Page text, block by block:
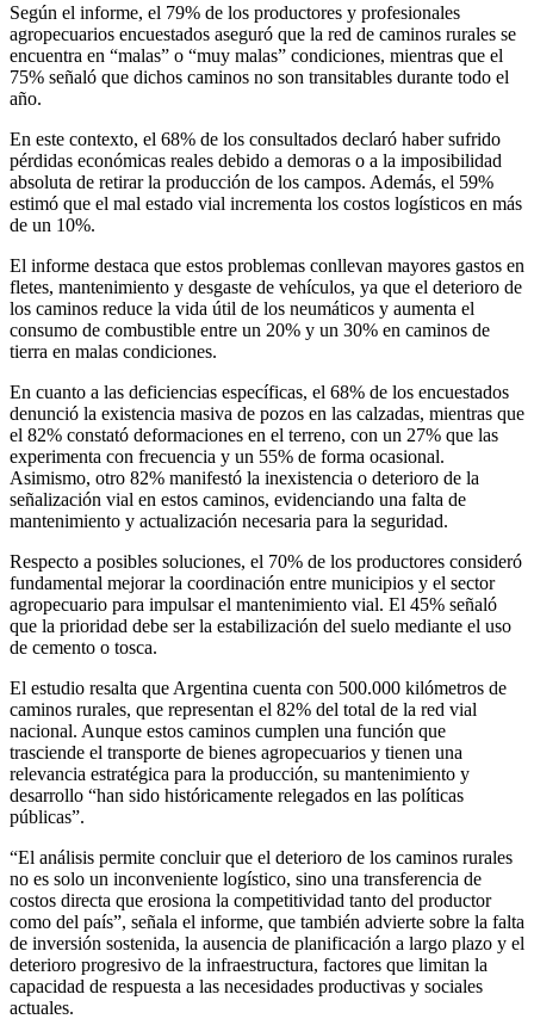
Según el informe, el 79% de los productores y profesionales
agropecuarios encuestados aseguró que la red de caminos rurales se
encuentra en “malas” o “muy malas” condiciones, mientras que el
75% señaló que dichos caminos no son transitables durante todo el
año.
En este contexto, el 68% de los consultados declaró haber sufrido
pérdidas económicas reales debido a demoras o a la imposibilidad
absoluta de retirar la producción de los campos. Además, el 59%
estimó que el mal estado vial incrementa los costos logísticos en más
de un 10%.
El informe destaca que estos problemas conllevan mayores gastos en
fletes, mantenimiento y desgaste de vehículos, ya que el deterioro de
los caminos reduce la vida útil de los neumáticos y aumenta el
consumo de combustible entre un 20% y un 30% en caminos de
tierra en malas condiciones.
En cuanto a las deficiencias específicas, el 68% de los encuestados
denunció la existencia masiva de pozos en las calzadas, mientras que
el 82% constató deformaciones en el terreno, con un 27% que las
experimenta con frecuencia y un 55% de forma ocasional.
Asimismo, otro 82% manifestó la inexistencia o deterioro de la
señalización vial en estos caminos, evidenciando una falta de
mantenimiento y actualización necesaria para la seguridad.
Respecto a posibles soluciones, el 70% de los productores consideró
fundamental mejorar la coordinación entre municipios y el sector
agropecuario para impulsar el mantenimiento vial. El 45% señaló
que la prioridad debe ser la estabilización del suelo mediante el uso
de cemento o tosca.
El estudio resalta que Argentina cuenta con 500.000 kilómetros de
caminos rurales, que representan el 82% del total de la red vial
nacional. Aunque estos caminos cumplen una función que
trasciende el transporte de bienes agropecuarios y tienen una
relevancia estratégica para la producción, su mantenimiento y
desarrollo “han sido históricamente relegados en las políticas
públicas”.
“El análisis permite concluir que el deterioro de los caminos rurales
no es solo un inconveniente logístico, sino una transferencia de
costos directa que erosiona la competitividad tanto del productor
como del país”, señala el informe, que también advierte sobre la falta
de inversión sostenida, la ausencia de planificación a largo plazo y el
deterioro progresivo de la infraestructura, factores que limitan la
capacidad de respuesta a las necesidades productivas y sociales
actuales.